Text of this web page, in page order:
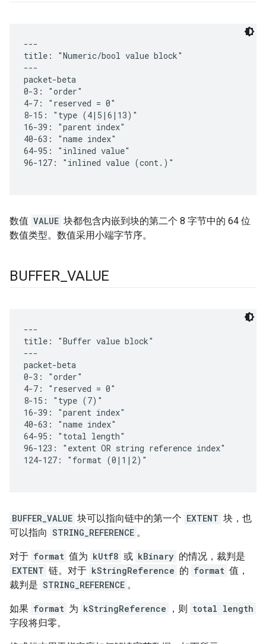
数值 VALUE 块都包含内嵌到块的第二个 8 字节中的 64 位
数值类型。数值采用小端字节序。
BUFFER_VALUE
BUFFER_VALUE 块可以指向链中的第一个 EXTENT 块，也
可以指向 STRING_REFERENCE 。
对于 format 值为 kUtf8 或 kBinary 的情况，裁判是
EXTENT 链。对于 kStringReference 的 format 值，
裁判是 STRING_REFERENCE 。
如果 format 为 kStringReference ，则 total length
字段将归零。